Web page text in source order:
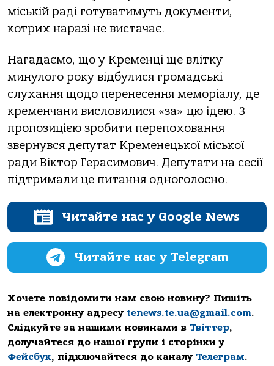
міській раді готуватимуть документи,
котрих наразі не вистачає.
Нагадаємо, що у Кременці ще влітку
минулого року відбулися громадські
слухання щодо перенесення меморіалу, де
кременчани висловилися «за» цю ідею. З
пропозицією зробити перепоховання
звернувся депутат Кременецької міської
ради Віктор Герасимович. Депутати на сесії
підтримали це питання одноголосно.
Читайте нас у Google News
Читайте нас у Telegram
Хочете повідомити нам свою новину? Пишіть
на електронну адресу tenews.te.ua@gmail.com.
Слідкуйте за нашими новинами в Твіттер,
долучайтеся до нашої групи і сторінки у
Фейсбук, підключайтеся до каналу Телеграм.